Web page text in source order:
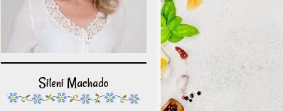
Sileni Machado